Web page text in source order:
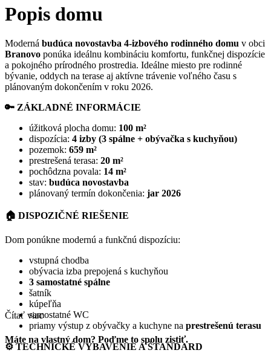
Popis domu
Moderná budúca novostavba 4-izbového rodinného domu v obci
Branovo ponúka ideálnu kombináciu komfortu, funkčnej dispozície
a pokojného prírodného prostredia. Ideálne miesto pre rodinné
bývanie, oddych na terase aj aktívne trávenie voľného času s
plánovaným dokončením v roku 2026.
🔑 ZÁKLADNÉ INFORMÁCIE
úžitková plocha domu: 100 m²
dispozícia: 4 izby (3 spálne + obývačka s kuchyňou)
pozemok: 659 m²
prestrešená terasa: 20 m²
pochôdzna povala: 14 m²
stav: budúca novostavba
plánovaný termín dokončenia: jar 2026
🏠 DISPOZIČNÉ RIEŠENIE
Dom ponúkne modernú a funkčnú dispozíciu:
vstupná chodba
obývacia izba prepojená s kuchyňou
3 samostatné spálne
šatník
kúpeľňa
samostatné WC
priamy výstup z obývačky a kuchyne na prestrešenú terasu
⚙️ TECHNICKÉ VYBAVENIE A ŠTANDARD
Čítať viac
Máte na vlastný dom? Poďme to spolu zistiť.